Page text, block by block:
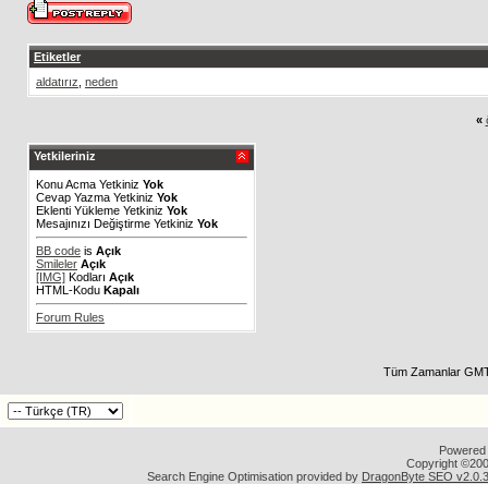
Etiketler
aldatırız neden
«
Yetkileriniz
Konu Acma Yetkiniz Yok
Cevap Yazma Yetkiniz Yok
Eklenti Yükleme Yetkiniz Yok
Mesajınızı Değiştirme Yetkiniz Yok
BB code is Açık
Smileler Açık
[IMG] Kodları Açık
HTML-Kodu Kapalı
Forum Rules
Tüm Zamanlar
Copyright
Search Engine Optimisation provided by DragonByte SEO